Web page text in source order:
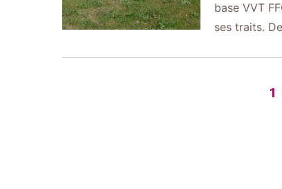
base VVT
ses traits.
1